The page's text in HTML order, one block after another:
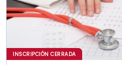
INSCRIPCIÓN CERRADA